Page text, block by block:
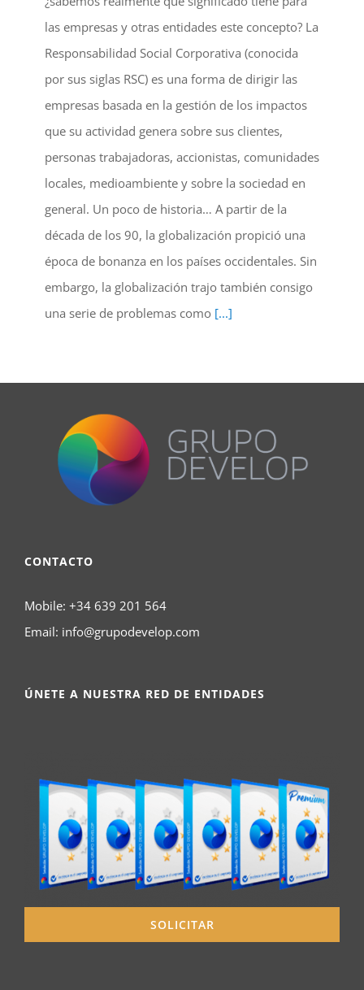
las empresas y otras entidades este concepto? La
Responsabilidad Social Corporativa (conocida
por sus siglas RSC) es una forma de dirigir las
empresas basada en la gestión de los impactos
que su actividad genera sobre sus clientes,
personas trabajadoras, accionistas, comunidades
locales, medioambiente y sobre la sociedad en
general. Un poco de historia… A partir de la
década de los 90, la globalización propició una
época de bonanza en los países occidentales. Sin
embargo, la globalización trajo también consigo
una serie de problemas como [...]
CONTACTO
Mobile: +34 639 201 564
Email: info@grupodevelop.com
ÚNETE A NUESTRA RED DE ENTIDADES
SOLICITAR